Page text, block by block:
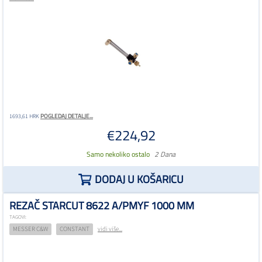
1693,61 HRKPOGLEDAJ DETALJE...
€224,92
Samo nekoliko ostalo 2 Dana
DODAJ U KOŠARICU
REZAČ STARCUT 8622 A/PMYF 1000 MM
TAGOVI:
MESSER C&W CONSTANT vidi više...